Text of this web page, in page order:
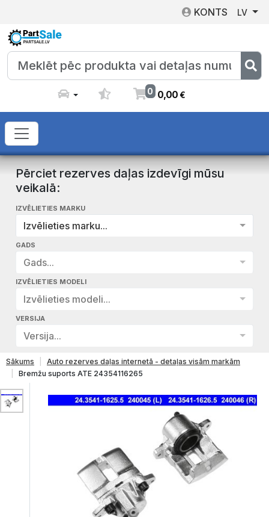
KONTS LV
0 0,00€
Pērciet rezerves daļas izdevīgi mūsu
veikalā:
IZVĒLIETIES MARKU
Izvēlieties marku...
GADS
Gads...
IZVĒLIETIES MODELI
Izvēlieties modeli...
VERSIJA
Versija...
Sākums
Auto rezerves daļas internetā - detaļas visām markām
Bremžu suports ATE 24354116265